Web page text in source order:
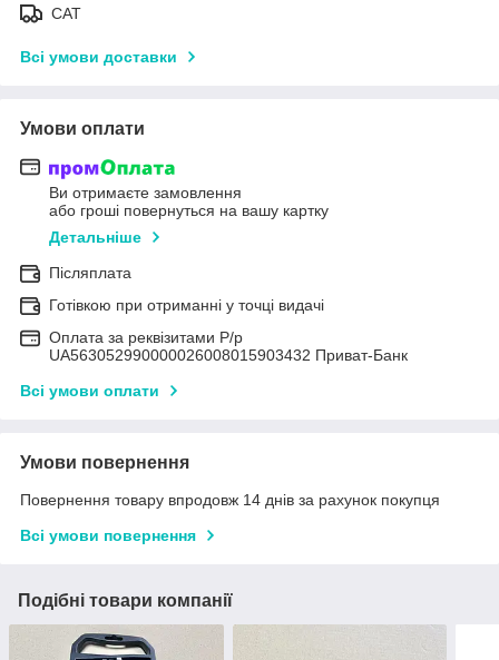
САТ
Всі умови доставки
Умови оплати
Ви отримаєте замовлення
або гроші повернуться на вашу картку
Детальніше
Післяплата
Готівкою при отриманні у точці видачі
Оплата за реквізитами Р/р
UA563052990000026008015903432 Приват-Банк
Всі умови оплати
Умови повернення
Повернення товару впродовж 14 днів за рахунок покупця
Всі умови повернення
Подібні товари компанії